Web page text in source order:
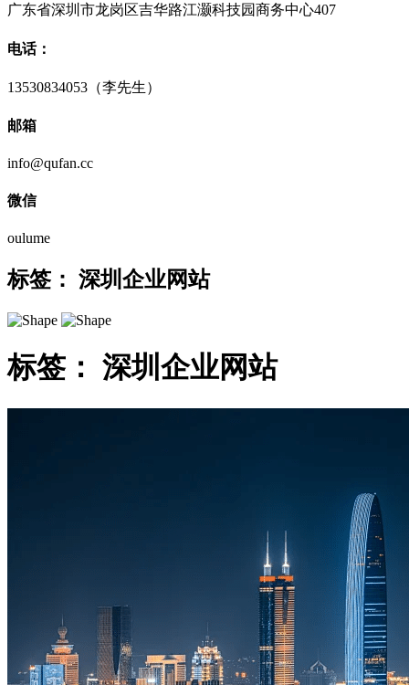
广东省深圳市龙岗区吉华路江灏科技园商务中心407
电话：
13530834053（李先生）
邮箱
info@qufan.cc
微信
oulume
标签： 深圳企业网站
标签： 深圳企业网站